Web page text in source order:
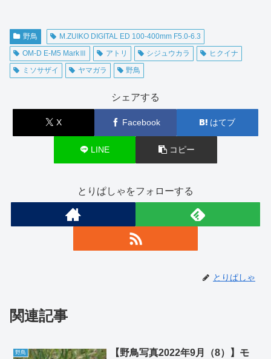
野鳥
M.ZUIKO DIGITAL ED 100-400mm F5.0-6.3
OM-D E-M5 MarkⅢ
アトリ シジュウカラ
ヒクイナ
ミソサザイ
ヤマガラ 野鳥
シェアする
X Facebook はてブ
LINE コピー
とりぱしゃをフォローする
とりぱしゃ
関連記事
野鳥
【野鳥写真2022年9月（8）】モ